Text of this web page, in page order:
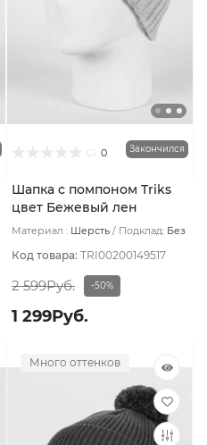
0 Закончился
Шапка с помпоном Triks
цвет Бежевый лен
Материал : Шерсть Подклад: Без
Код товара: TRI00200149517
2 599Руб. -50%
1 299Руб.
Много оттенков